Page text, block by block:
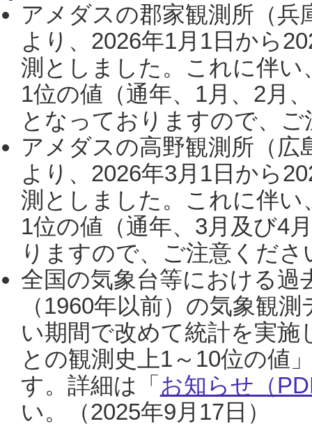
アメダスの郡家観測所（
より、2026年1月1日から
測としました。これに伴い
1位の値（通年、1月、2月
となっておりますので、
アメダスの高野観測所（
より、2026年3月1日から
測としました。これに伴い
1位の値（通年、3月及び4
りますので、ご注意くだ
全国の気象台等における過
（1960年以前）の気象観
い期間で改めて統計を実
との観測史上1～10位の値
す。詳細は「 お知らせ（
い。（2025年9月17日）